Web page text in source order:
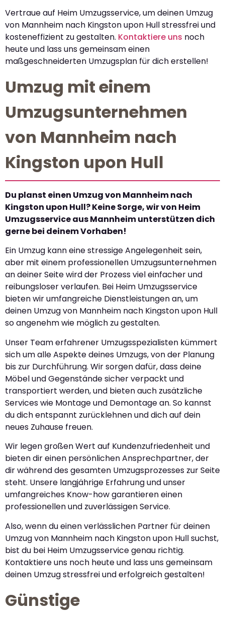
Vertraue auf Heim Umzugsservice, um deinen Umzug
von Mannheim nach Kingston upon Hull stressfrei und
kosteneffizient zu gestalten. Kontaktiere uns noch
heute und lass uns gemeinsam einen
maßgeschneiderten Umzugsplan für dich erstellen!
Umzug mit einem
Umzugsunternehmen
von Mannheim nach
Kingston upon Hull
Du planst einen Umzug von Mannheim nach
Kingston upon Hull? Keine Sorge, wir von Heim
Umzugsservice aus Mannheim unterstützen dich
gerne bei deinem Vorhaben!
Ein Umzug kann eine stressige Angelegenheit sein,
aber mit einem professionellen Umzugsunternehmen
an deiner Seite wird der Prozess viel einfacher und
reibungsloser verlaufen. Bei Heim Umzugsservice
bieten wir umfangreiche Dienstleistungen an, um
deinen Umzug von Mannheim nach Kingston upon Hull
so angenehm wie möglich zu gestalten.
Unser Team erfahrener Umzugsspezialisten kümmert
sich um alle Aspekte deines Umzugs, von der Planung
bis zur Durchführung. Wir sorgen dafür, dass deine
Möbel und Gegenstände sicher verpackt und
transportiert werden, und bieten auch zusätzliche
Services wie Montage und Demontage an. So kannst
du dich entspannt zurücklehnen und dich auf dein
neues Zuhause freuen.
Wir legen großen Wert auf Kundenzufriedenheit und
bieten dir einen persönlichen Ansprechpartner, der
dir während des gesamten Umzugsprozesses zur Seite
steht. Unsere langjährige Erfahrung und unser
umfangreiches Know-how garantieren einen
professionellen und zuverlässigen Service.
Also, wenn du einen verlässlichen Partner für deinen
Umzug von Mannheim nach Kingston upon Hull suchst,
bist du bei Heim Umzugsservice genau richtig.
Kontaktiere uns noch heute und lass uns gemeinsam
deinen Umzug stressfrei und erfolgreich gestalten!
Günstige